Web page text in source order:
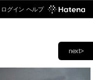
ログイン ヘルプ
next>